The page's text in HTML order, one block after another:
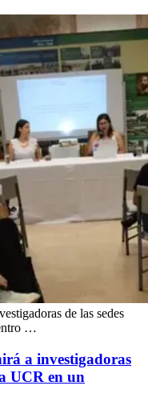
de las sedes
…
a investigadoras
UCR en un